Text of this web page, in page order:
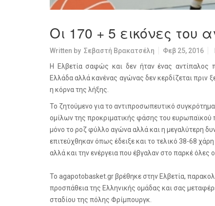
Οι 170 + 5 εικόνες του
Written by Σεβαστή Βρακατσέλη Φεβ 25, 2016
Η Ελβετία σαφώς και δεν ήταν ένας αντίπαλος
Ελλάδα αλλά κανένας αγώνας δεν κερδίζεται πριν
η κόρνα της λήξης.
Το ζητούμενο για το αντιπροσωπευτικό
ομίλων της προκριματικής φάσης του
μόνο το ροζ φύλλο αγώνα αλλά και η μεγαλύτερη
επιτεύχθηκαν όπως έδειξε και το τελικό 38-68
αλλά και την ενέργεια που έβγαλαν στο παρκέ όλες
Το agapotobasket.gr βρέθηκε στην Ελβετία,
προσπάθεια της Ελληνικής ομάδας και σας
σταδίου της πόλης Φρίμπουργκ.